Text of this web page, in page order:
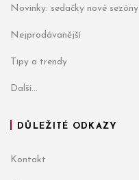
Novinky: sedačky nové sezóny
Nejprodávanější
Tipy a trendy
Další...
DŮLEŽITÉ ODKAZY
Kontakt